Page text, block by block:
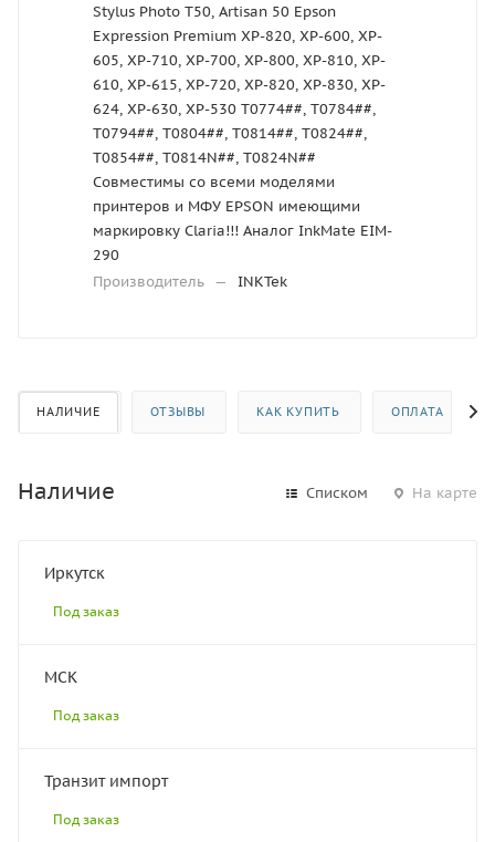
Stylus Photo T50, Artisan 50 Epson
Expression Premium XP-820, XP-600, XP-
605, XP-710, XP-700, XP-800, XP-810, XP-
610, XP-615, XP-720, XP-820, XP-830, XP-
624, XP-630, XP-530 T0774##, T0784##,
T0794##, T0804##, T0814##, T0824##,
T0854##, T0814N##, T0824N##
Совместимы со всеми моделями
принтеров и МФУ EPSON имеющими
маркировку Claria!!! Аналог InkMate EIM-
290
Производитель — INKTek
НАЛИЧИЕ ОТЗЫВЫ КАК КУПИТЬ ОПЛАТА
Наличие Списком На карте
Иркутск
Под заказ
МСК
Под заказ
Транзит импорт
Под заказ